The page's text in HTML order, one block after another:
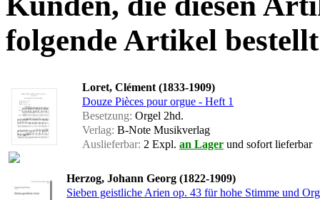
folgende Artikel
Loret, Clément (1833-1909)
Douze Pièces pour orgue - Heft 1
Besetzung: Orgel 2hd.
Verlag: B-Note Musikverlag
Auslieferbar: 2 Expl. an Lager und sofort lieferbar
Herzog, Johann Georg (1822-1909)
Sieben geistliche Arien op. 43 für hohe Stimme und